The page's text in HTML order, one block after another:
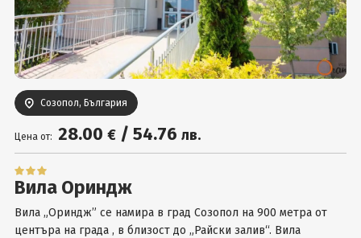
Услуги
Вход
Созопол, България
Цена от: 28.00 € / 54.76 лв.
Вила Ориндж
Вила „Ориндж” се намира в град Созопол на 900 метра от
центъра на града , в близост до „Райски залив“. Вила